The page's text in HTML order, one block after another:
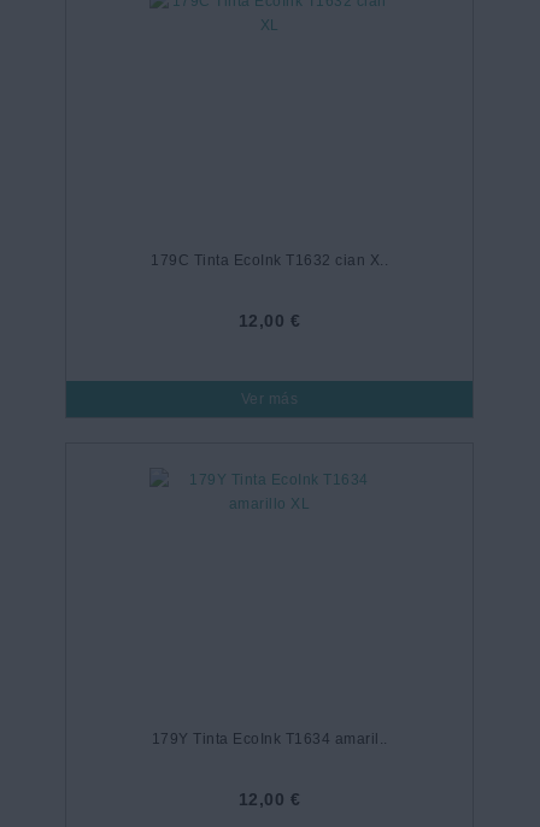
179C Tinta EcoInk T1632 cian X..
12,00 €
Ver más
179Y Tinta EcoInk T1634 amaril..
12,00 €